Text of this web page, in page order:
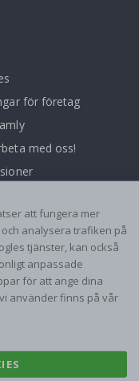
för företag
med oss!
att fungera mer
analysera trafiken på
tjänster, kan också
anpassade
för att ange dina
använder finns på vår